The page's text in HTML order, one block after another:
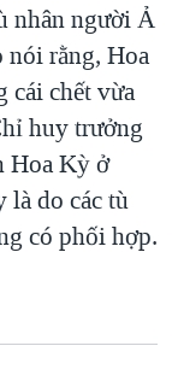
nhân người Ả
nói rằng, Hoa
cái chết vừa
huy trưởng
Hoa Kỳ ở
là do các tù
có phối hợp.